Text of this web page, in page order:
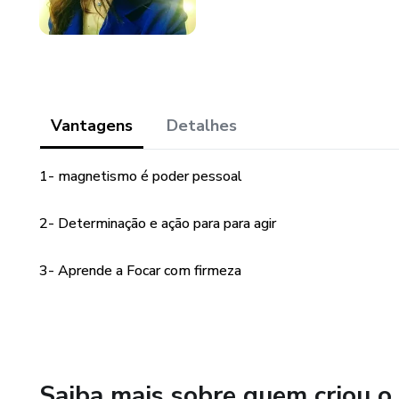
Vantagens Detalhes
1- magnetismo é poder pessoal
2- Determinação e ação para para agir
3- Aprende a Focar com firmeza